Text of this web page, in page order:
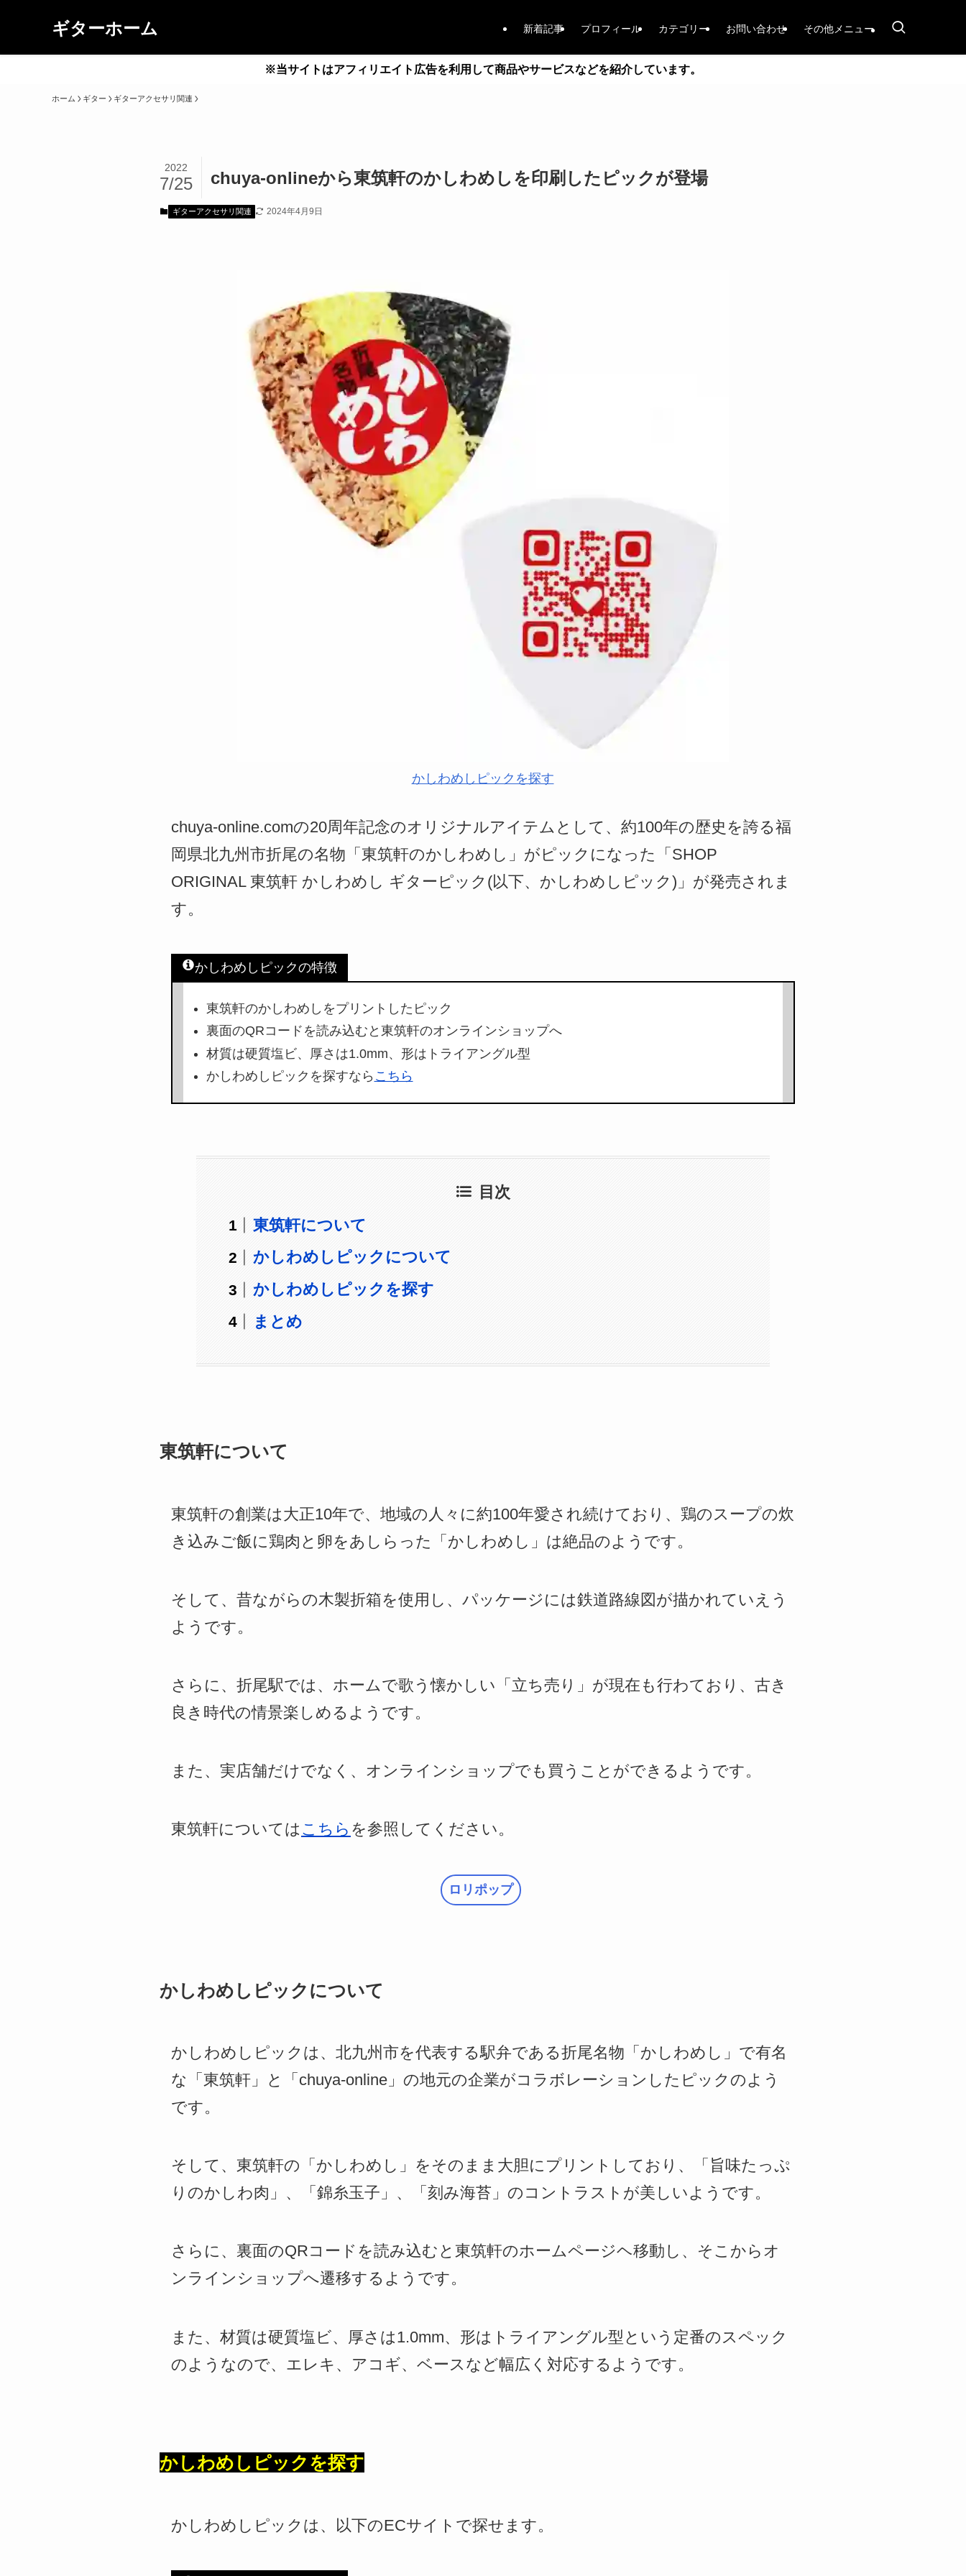
ギターホーム 新着記事 プロフィール カテゴリー お問い合わせ その他メニュー
※当サイトはアフィリエイト広告を利用して商品やサービスなどを紹介しています。
ホーム ギター ギターアクセサリ関連
chuya-onlineから東筑軒のかしわめしを印刷したピックが登場
2022
7/25
ギターアクセサリ関連 2024年4月9日
かしわめしピックを探す
chuya-online.comの20周年記念のオリジナルアイテムとして、約100年の歴史を誇る福
岡県北九州市折尾の名物「東筑軒のかしわめし」がピックになった「SHOP
ORIGINAL 東筑軒 かしわめし ギターピック(以下、かしわめしピック)」が発売されま
す。
かしわめしピックの特徴
東筑軒のかしわめしをプリントしたピック
裏面のQRコードを読み込むと東筑軒のオンラインショップへ
材質は硬質塩ビ、厚さは1.0mm、形はトライアングル型
かしわめしピックを探すなら こちら
目次
東筑軒について
かしわめしピックについて
かしわめしピックを探す
まとめ
東筑軒について
東筑軒の創業は大正10年で、地域の人々に約100年愛され続けており、鶏のスープの炊
き込みご飯に鶏肉と卵をあしらった「かしわめし」は絶品のようです。
そして、昔ながらの木製折箱を使用し、パッケージには鉄道路線図が描かれていえう
ようです。
さらに、折尾駅では、ホームで歌う懐かしい「立ち売り」が現在も行わており、古き
良き時代の情景楽しめるようです。
また、実店舗だけでなく、オンラインショップでも買うことができるようです。
東筑軒については こちら を参照してください。
ロリポップ
かしわめしピックについて
かしわめしピックは、北九州市を代表する駅弁である折尾名物「かしわめし」で有名
な「東筑軒」と「chuya-online」の地元の企業がコラボレーションしたピックのよう
です。
そして、東筑軒の「かしわめし」をそのまま大胆にプリントしており、「旨味たっぷ
りのかしわ肉」、「錦糸玉子」、「刻み海苔」のコントラストが美しいようです。
さらに、裏面のQRコードを読み込むと東筑軒のホームページヘ移動し、そこからオ
ンラインショップへ遷移するようです。
また、材質は硬質塩ビ、厚さは1.0mm、形はトライアングル型という定番のスペック
のようなので、エレキ、アコギ、ベースなど幅広く対応するようです。
かしわめしピックを探す
かしわめしピックは、以下のECサイトで探せます。